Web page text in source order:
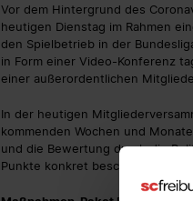
Vor dem Hintergrund des
heutigen Dienstag im Rahmen
den Spielbetrieb in der
in Form einer Video-Konferenz
einer außerordentlichen
In der heutigen
kommenden Wochen und
und die Bewertung durch die
Punkte konkret beschlossen: